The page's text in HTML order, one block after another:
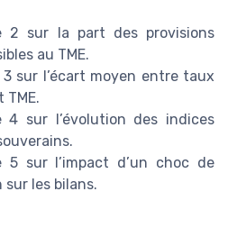
2 sur la part des provisions
au TME.
sur l’écart moyen entre taux
TME.
4 sur l’évolution des indices
5 sur l’impact d’un choc de
les bilans.